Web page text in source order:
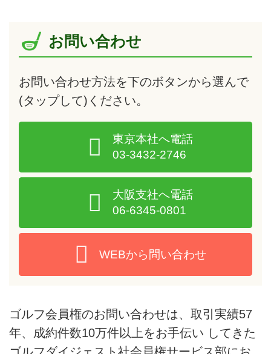
お問い合わせ
お問い合わせ方法を下のボタンから選んで
(タップして) ください。
東京本社へ電話
03-3432-2746
大阪支社へ電話
06-6345-0801
WEBから問い合わせ
ゴルフ会員権のお問い合わせは、取引実績57
年、成約件数10万件以上をお手伝い してきた